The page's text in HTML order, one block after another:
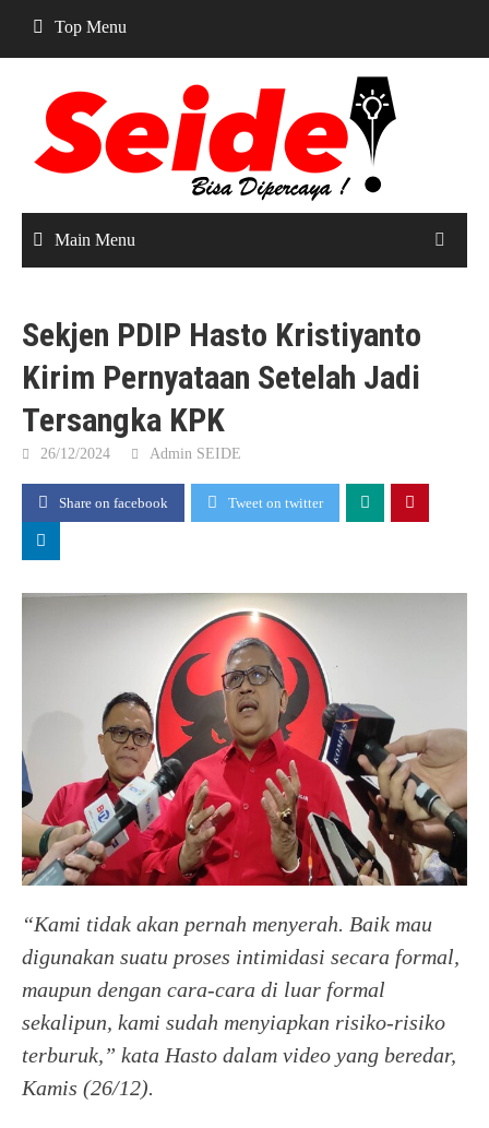
content
Top Menu
Main Menu
Sekjen PDIP Hasto Kristiyanto
Kirim Pernyataan Setelah Jadi
Tersangka KPK
26/12/2024 Admin SEIDE
Share on facebook Tweet on twitter
“Kami tidak akan pernah menyerah. Baik mau
digunakan suatu proses intimidasi secara formal,
maupun dengan cara-cara di luar formal
sekalipun, kami sudah menyiapkan risiko-risiko
terburuk,” kata Hasto dalam video yang beredar,
Kamis (26/12).